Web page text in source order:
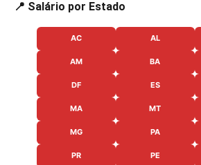
📍 Salário por Estado
AC AL
AM BA
DF ES
MA MT
MG PA
PR PE